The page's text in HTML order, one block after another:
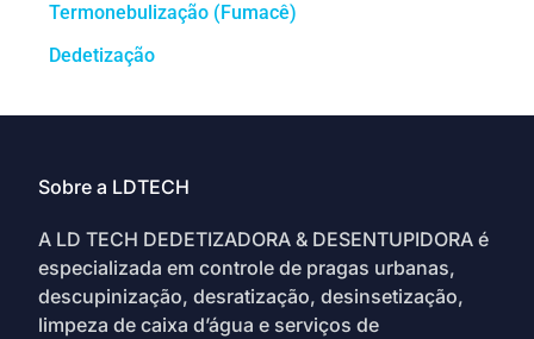
Termonebulização (Fumacê)
Dedetização
Sobre a LDTECH
A LD TECH DEDETIZADORA & DESENTUPIDORA é
especializada em controle de pragas urbanas,
descupinização, desratização, desinsetização,
limpeza de caixa d’água e serviços de